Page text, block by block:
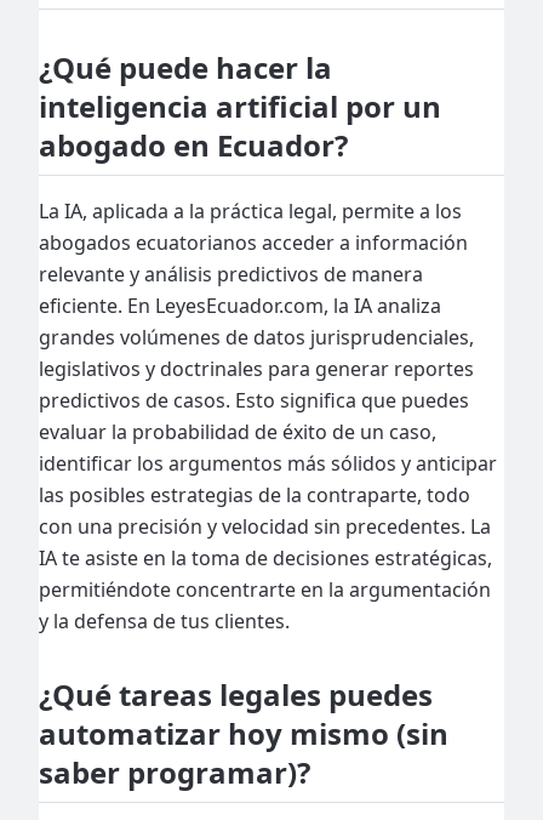
¿Qué puede hacer la
inteligencia artificial por un
abogado en Ecuador?
La IA, aplicada a la práctica legal, permite a los
abogados ecuatorianos acceder a información
relevante y análisis predictivos de manera
eficiente. En LeyesEcuador.com, la IA analiza
grandes volúmenes de datos jurisprudenciales,
legislativos y doctrinales para generar reportes
predictivos de casos. Esto significa que puedes
evaluar la probabilidad de éxito de un caso,
identificar los argumentos más sólidos y anticipar
las posibles estrategias de la contraparte, todo
con una precisión y velocidad sin precedentes. La
IA te asiste en la toma de decisiones estratégicas,
permitiéndote concentrarte en la argumentación
y la defensa de tus clientes.
¿Qué tareas legales puedes
automatizar hoy mismo (sin
saber programar)?